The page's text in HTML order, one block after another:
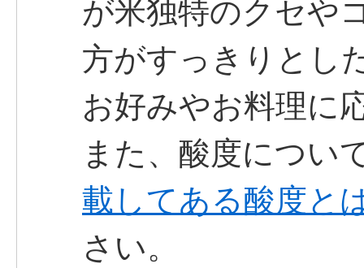
が米独特のクセや
方がすっきりとし
お好みやお料理に
また、酸度につい
載してある酸度と
さい。